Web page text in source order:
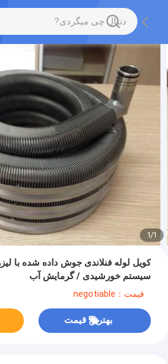
1
/
1
کویل لوله فنلاندی جوش داده شده با
سیستم خورشیدی / گرمایش آب
قیمت：negotiable
بهترین قیمت